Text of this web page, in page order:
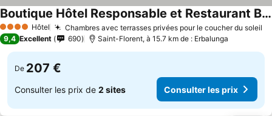
4 Étoiles Hôtel Chambres avec terrasses privées pour le coucher du soleil
Boutique Hôtel Responsable et Restaurant Basgi Basgi, ouverture mai 2024
Consulter les prix
9,4 Excellent 690 Saint-Florent, à 15.7 km de : Erbalunga
De 207 €
Consulter les prix de 2 sites Consulter les prix